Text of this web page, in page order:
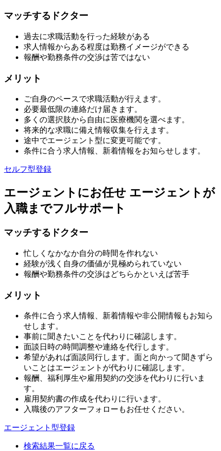
マッチするドクター
過去に求職活動を行った経験がある
求人情報からある程度は勤務イメージができる
報酬や勤務条件の交渉は苦ではない
メリット
ご自身のペースで求職活動が行えます。
必要最低限の連絡だけ届きます。
多くの選択肢から自由に医療機関を選べます。
将来的な求職に備え情報収集を行えます。
途中でエージェント型に変更可能です。
条件に合う求人情報、新着情報をお知らせします。
セルフ型登録
エージェントにお任せ エージェントが
入職までフルサポート
マッチするドクター
忙しくなかなか自分の時間を作れない
経験が浅く自身の価値が見極められていない
報酬や勤務条件の交渉はどちらかといえば苦手
メリット
条件に合う求人情報、新着情報や非公開情報もお知ら
せします。
事前に聞きたいことを代わりに確認します。
面談日時の時間調整や連絡を代行します。
希望があれば面談同行します。面と向かって聞きずら
いことはエージェントが代わりに確認します。
報酬、福利厚生や雇用契約の交渉を代わりに行いま
す。
雇用契約書の作成を代わりに行います。
入職後のアフターフォローもお任せください。
エージェント型登録
検索結果一覧に戻る